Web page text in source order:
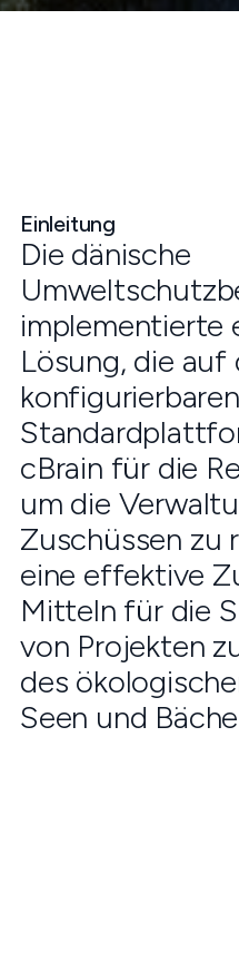
Einleitung
Die dänische
implementierte
Lösung, die auf
cBrain für die
um die
Zuschüssen zu
eine effektive
Mitteln für die
von Projekten
des
Seen und